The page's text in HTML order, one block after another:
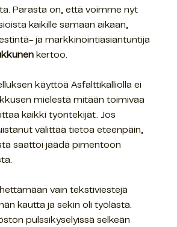
Parasta on, että voimme nyt
kaikille samaan aikaan,
ja markkinointiasiantuntija
kertoo.
käyttöä Asfalttikalliolla ei
mielestä mitään toimivaa
kaikki työntekijät. Jos
välittää tietoa eteenpäin,
saattoi jäädä pimentoon
vain tekstiviestejä
kautta ja sekin oli työlästä.
pulssikyselyissä selkeän